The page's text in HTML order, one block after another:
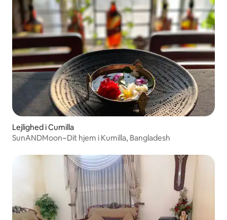
Lejlighed i Cumilla
SunANDMoon~Dit hjem i Kumilla, Bangladesh